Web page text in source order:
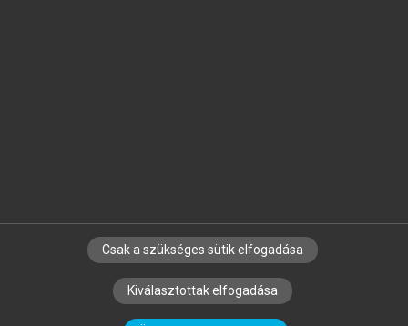
SZERZŐKNEK CÉGEKNEK KÖNYVTÁROSOKNAK
SZERKESZTÉSI ÉS LEKTORÁLÁSI ALAPELVEK
Csak a szükséges sütik elfogadása
Kiválasztottak elfogadása